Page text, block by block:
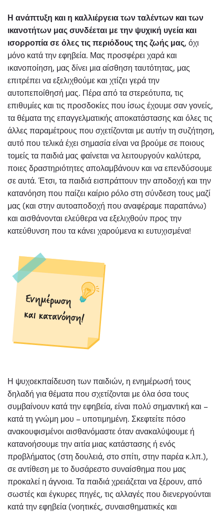
Η ανάπτυξη και η καλλιέργεια των ταλέντων και των
ικανοτήτων μας συνδέεται με την ψυχική υγεία και
ισορροπία σε όλες τις περιόδους της ζωής μας, όχι
μόνο κατά την εφηβεία. Μας προσφέρει χαρά και
ικανοποίηση, μας δίνει μια αίσθηση ταυτότητας, μας
επιτρέπει να εξελιχθούμε και χτίζει γερά την
αυτοπεποίθησή μας. Πέρα από τα στερεότυπα, τις
επιθυμίες και τις προσδοκίες που ίσως έχουμε σαν γονείς,
τα θέματα της επαγγελματικής αποκατάστασης και όλες τις
άλλες παραμέτρους που σχετίζονται με αυτήν τη συζήτηση,
αυτό που τελικά έχει σημασία είναι να βρούμε σε ποιους
τομείς τα παιδιά μας φαίνεται να λειτουργούν καλύτερα,
ποιες δραστηριότητες απολαμβάνουν και να επενδύσουμε
σε αυτά. Έτσι, τα παιδιά εισπράττουν την αποδοχή και την
κατανόηση που παίζει καίριο ρόλο στη σύνδεση τους μαζί
μας (και στην αυτοαποδοχή που αναφέραμε παραπάνω)
και αισθάνονται ελεύθερα να εξελιχθούν προς την
κατεύθυνση που τα κάνει χαρούμενα κι ευτυχισμένα!
Η ψυχοεκπαίδευση των παιδιών, η ενημέρωσή τους
δηλαδή για θέματα που σχετίζονται με όλα όσα τους
συμβαίνουν κατά την εφηβεία, είναι πολύ σημαντική και –
κατά τη γνώμη μου – υποτιμημένη. Σκεφτείτε πόσο
ανακουφισμένοι αισθανόμαστε όταν ανακαλύψουμε ή
κατανοήσουμε την αιτία μιας κατάστασης ή ενός
προβλήματος (στη δουλειά, στο σπίτι, στην παρέα κ.λπ.),
σε αντίθεση με το δυσάρεστο συναίσθημα που μας
προκαλεί η άγνοια. Τα παιδιά χρειάζεται να ξέρουν, από
σωστές και έγκυρες πηγές, τις αλλαγές που διενεργούνται
κατά την εφηβεία (νοητικές, συναισθηματικές και